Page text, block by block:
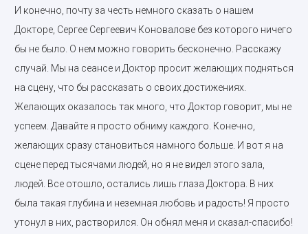
И конечно, почту за честь немного сказать о нашем
Докторе, Сергее Сергеевич Коновалове без которого ничего
бы не было. О нем можно говорить бесконечно. Расскажу
случай. Мы на сеансе и Доктор просит желающих подняться
на сцену, что бы рассказать о своих достижениях.
Желающих оказалось так много, что Доктор говорит, мы не
успеем. Давайте я просто обниму каждого. Конечно,
желающих сразу становиться намного больше. И вот я на
сцене перед тысячами людей, но я не видел этого зала,
людей. Все отошло, остались лишь глаза Доктора. В них
была такая глубина и неземная любовь и радость! Я просто
утонул в них, растворился. Он обнял меня и сказал-спасибо!